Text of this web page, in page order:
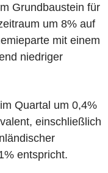
Grundbaustein für
um 8% auf
mit einem
niedriger
Quartal um 0,4%
einschließlich
entspricht.